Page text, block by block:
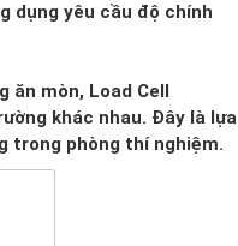
dụng yêu cầu độ chính
ăn mòn, Load Cell
khác nhau. Đây là lựa
trong phòng thí nghiệm.